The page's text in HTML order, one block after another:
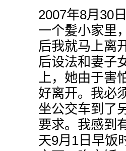
2007年8月30
一个髪小家里
后我就马上离
后设法和妻子
上，她由于害
好离开。我必
坐公交车到了
要求。我感到
天9月1日早饭